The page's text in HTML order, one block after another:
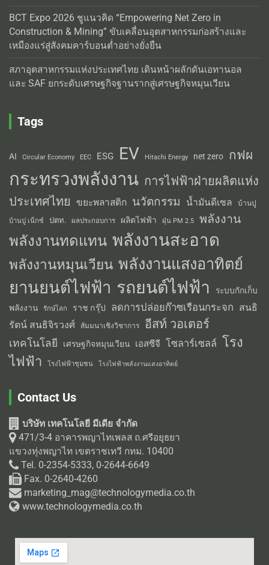
BCT Expo 2026 ชูแนวคิด “Empowering Net Zero in
Construction & Mining” ขับเคลื่อนอุตสาหกรรมก่อสร้างและ
เหมืองแร่สู่สังคมคาร์บอนต่ำอย่างยั่งยืน
สภาอุตสาหกรรมแห่งประเทศไทย เดินหน้าผลักดันเอทานอล
และ SAF ยกระดับเศรษฐกิจฐานรากสู่เศรษฐกิจหมุนเวียน
Tags
AI Circular Economy EEC ESG EV Hitachi Energy net zero กฟผ
กระทรวงพลังงาน การไฟฟ้าฝ่ายผลิตแห่ง
ประเทศไทย
ขยะพลาสติก นวัตกรรม น้ำมันดีเซล บ้านปู
บ้านปู เน็กซ์ ปตท. ผลประกอบการ ผลิตไฟฟ้า ฝุ่น PM 2.5 พลังงาน
พลังงานทดแทน พลังงานสะอาด
พลังงานหมุนเวียน พลังงานแสงอาทิตย์
ยานยนต์ไฟฟ้า รถยนต์ไฟฟ้า
ระบบกักเก็บ
พลังงาน
รักษ์โลก ราช กรุ๊ป ลดการปล่อยก๊าซเรือนกระจก สนธิ
รัตน์ สนธิจิรวงศ์
สัมมนาเชิงวิชาการ อีสท์ วอเตอร์
เทคโนโลยี เศรษฐกิจหมุนเวียน เอสซีจี โซลาร์เซลล์ โรง
ไฟฟ้า
โรงไฟฟ้าชุมชน โรงไฟฟ้าพลังงานแสงอาทิตย์
Contact Us
บริษัท เทคโนโลยี มีเดีย จำกัด
471/3-4 อาคารพญาไทเพลส ถ.ศรีอยุธยา
แขวงทุ่งพญาไท เขตราชเทวี กทม. 10400
Tel. 0-2354-5333, 0-2644-6649
Fax. 0-2640-4260
marketing_mag@technologymedia.co.th
www.technologymedia.co.th